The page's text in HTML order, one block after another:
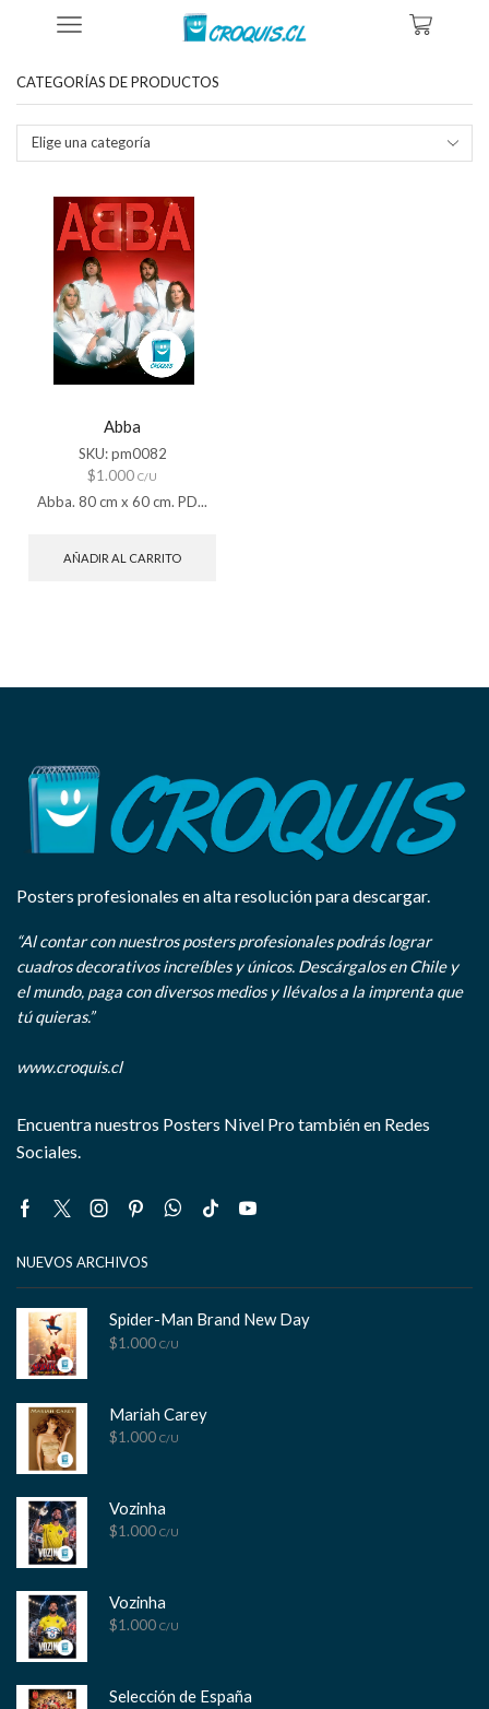
Tienda Productos Etiquetados “cartel Abba”
CATEGORÍAS DE PRODUCTOS
Elige una categoría
Abba
SKU:pm0082
$1.000 C/U
Abba. 80 cm x 60 cm. PD...
AÑADIR AL CARRITO
Posters profesionales en alta resolución para descargar.
“Al contar con nuestros posters profesionales podrás lograr
cuadros decorativos increíbles y únicos. Descárgalos en Chile y
el mundo, paga con diversos medios y llévalos a la imprenta que
tú quieras.”
www.croquis.cl
Encuentra nuestros Posters Nivel Pro también en Redes
Sociales.
Facebook
TwitterInstagram
PinterestWhatsapp
Tik- Youtube
NUEVOS ARCHIVOS
Spider-Man Brand New Day
$1.000 C/U
Mariah Carey
$1.000 C/U
Vozinha
$1.000 C/U
Vozinha
$1.000 C/U
Selección de España